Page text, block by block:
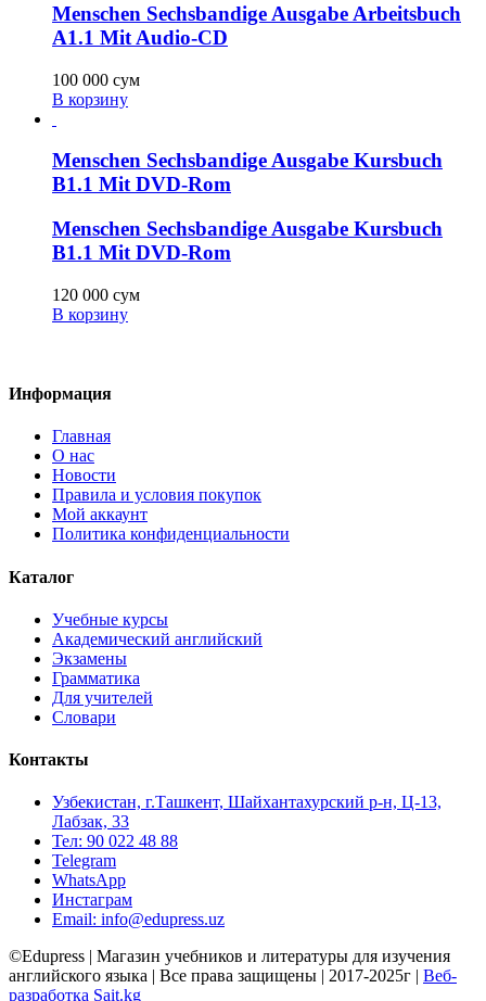
Menschen Sechsbandige Ausgabe Arbeitsbuch
A1.1 Mit Audio-CD
100 000 сум
В корзину
Menschen Sechsbandige Ausgabe Kursbuch
B1.1 Mit DVD-Rom
Menschen Sechsbandige Ausgabe Kursbuch
B1.1 Mit DVD-Rom
120 000 сум
В корзину
Информация
Главная
О нас
Новости
Правила и условия покупок
Мой аккаунт
Политика конфиденциальности
Каталог
Учебные курсы
Академический английский
Экзамены
Грамматика
Для учителей
Словари
Контакты
Узбекистан, г.Ташкент, Шайхантахурский р-н, Ц-13,
Лабзак, 33
Тел: 90 022 48 88
Telegram
WhatsApp
Инстаграм
Email: info@edupress.uz
©Edupress | Магазин учебников и литературы для изучения
английского языка | Все права защищены | 2017-2025г | Веб-
разработка Sait.kg